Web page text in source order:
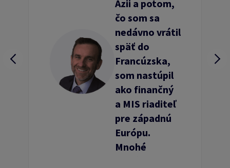
Ázii a potom,
čo som sa
nedávno vrátil
späť do
Francúzska,
som nastúpil
ako finančný
a MIS riaditeľ
pre západnú
Európu.
Mnohé